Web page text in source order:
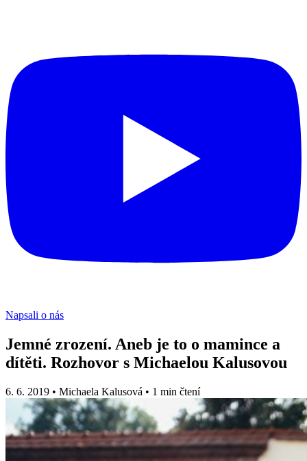
Napsali o nás
Jemné zrození. Aneb je to o mamince a
dítěti. Rozhovor s Michaelou Kalusovou
6. 6. 2019 • Michaela Kalusová • 1 min čtení